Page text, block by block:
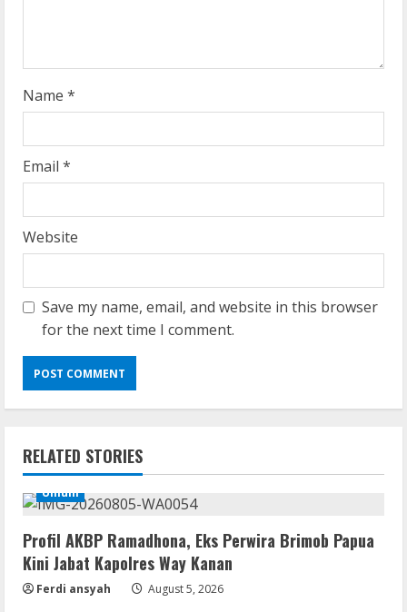
n
g
Name *
Email *
Website
Save my name, email, and website in this browser
for the next time I comment.
RELATED STORIES
Umum
Profil AKBP Ramadhona, Eks Perwira Brimob Papua
Kini Jabat Kapolres Way Kanan
Ferdi ansyah August 5, 2026
2
Brimob Papua Kini Jabat Kapolres Way
Kanan,Masyarakat Ogan Di Lampung
Doakan Jadi Jendral
Umum
Ketua Pro Jurnalis Media Siber Way
Kanan Apresiasi Prestasi Reva Radisya,
Putri Ferdiansyah, Lolos di Unila